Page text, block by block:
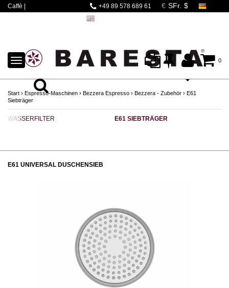
Caffè |
+49 89 578 689 61
0
TOGGLE
NAVIGATION
Start › Espresso-Maschinen › Bezzera Espresso › Bezzera - Zubehör › E61
Siebträger
WASSERFILTER E61 SIEBTRÄGER
E61 UNIVERSAL DUSCHENSIEB